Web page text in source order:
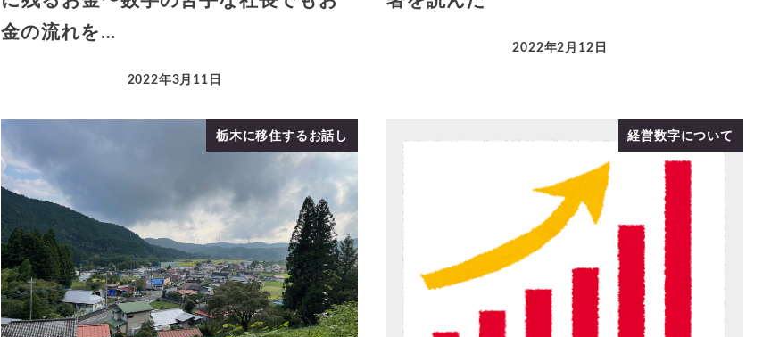
金の流れを…
2022年3月11日
2022年2月12日
栃木に移住するお話し 経営数字について